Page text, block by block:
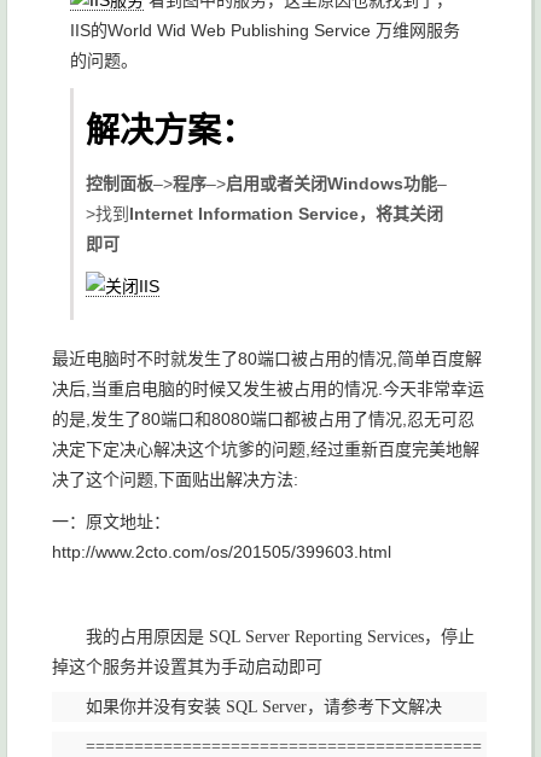
IIS的World Wid Web Publishing Service 万维网服务
的问题。
解决方案：
控制面板–>程序–>启用或者关闭Windows功能–
>找到 Internet Information Service，将其关闭
即可
最近电脑时不时就发生了80端口被占用的情况,简单百度解
决后,当重启电脑的时候又发生被占用的情况.今天非常幸运
的是,发生了80端口和8080端口都被占用了情况,忍无可忍
决定下定决心解决这个坑爹的问题,经过重新百度完美地解
决了这个问题,下面贴出解决方法:
一：原文地址：
http://www.2cto.com/os/201505/399603.html
我的占用原因是 SQL Server Reporting Services，停止
掉这个服务并设置其为手动启动即可
如果你并没有安装 SQL Server，请参考下文解决
=========================================